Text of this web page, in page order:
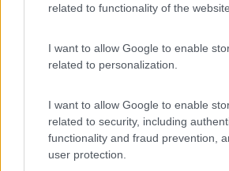
related to functionality of the
I want to allow Google to enable
related to personalization.
I want to allow Google to enable
related to security, including
functionality and fraud prevention,
user protection.
58914
In risposta al messaggio diPinuVitt
spunto, per quanto riguarda il prezzo, poi,
che sui 60€ si trovano online…
Saranno anche calati, ma quelli buoni
paghi sempre per cio che comperi.